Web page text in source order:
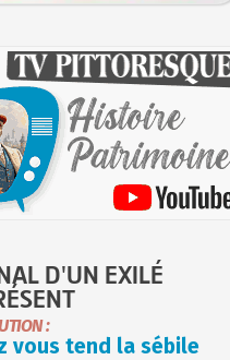
D'UN EXILÉ
:
vous tend la sébile